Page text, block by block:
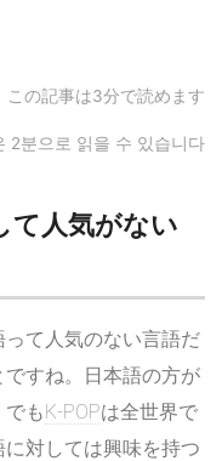
この記事は3分で読めます
2분으로 읽을 수 있습니다
て人気がない
て人気のない言語だ
すね。日本語の方が
もK-POPは全世界で
対しては興味を持つ